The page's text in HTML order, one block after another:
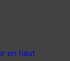
en haut